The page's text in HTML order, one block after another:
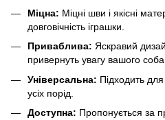
Міцна: Міцні шви і якісні
довговічність іграшки.
Приваблива: Яскравий
привернуть увагу вашого
Універсальна: Підходить
усіх порід.
Доступна: Пропонується за